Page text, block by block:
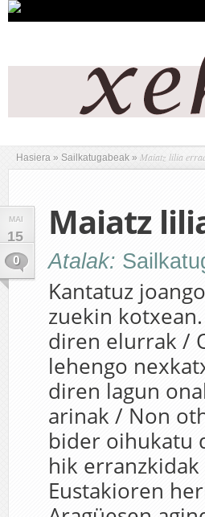
Hasiera » Sailkatugabeak » Maiatz lilia
MAI
15
0
Maiatz
Atalak:
Kantatuz
zuekin
diren elurrak /
lehengo
diren lagun
arinak / Non
bider oihukatu
hik
Eustakioren